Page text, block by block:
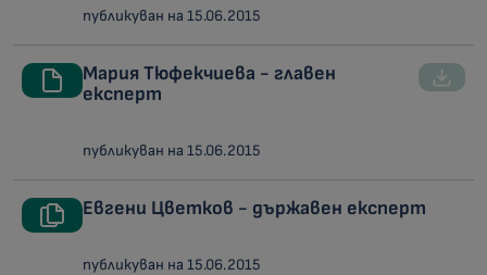
публикуван на 15.06.2015
Мария Тюфекчиева - главен
експерт
публикуван на 15.06.2015
Евгени Цветков - държавен експерт
публикуван на 15.06.2015